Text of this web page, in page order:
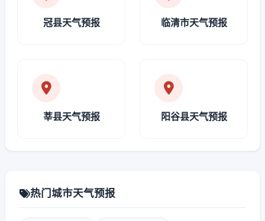
冠县天气预报 临清市天气预报
莘县天气预报 阳谷县天气预报
热门城市天气预报